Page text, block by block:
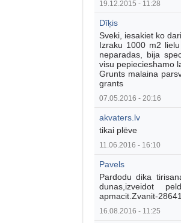
19.12.2015 - 11:28
Dīķis
Sveki, iesakiet ko
Izraku 1000 m2
neparadas, bija
visu pepiecieshamo
Grunts malaina
grants
07.05.2016 - 20:16
akvaters.lv
tikai plēve
11.06.2016 - 16:10
Pavels
Pardodu dika
dunas,izveidot
apmacit.Zvanit-
16.08.2016 - 11:25